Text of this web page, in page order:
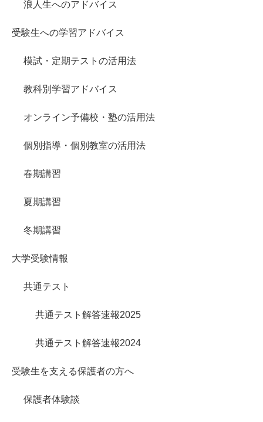
浪人生へのアドバイス
受験生への学習アドバイス
模試・定期テストの活用法
教科別学習アドバイス
オンライン予備校・塾の活用法
個別指導・個別教室の活用法
春期講習
夏期講習
冬期講習
大学受験情報
共通テスト
共通テスト解答速報2025
共通テスト解答速報2024
受験生を支える保護者の方へ
保護者体験談